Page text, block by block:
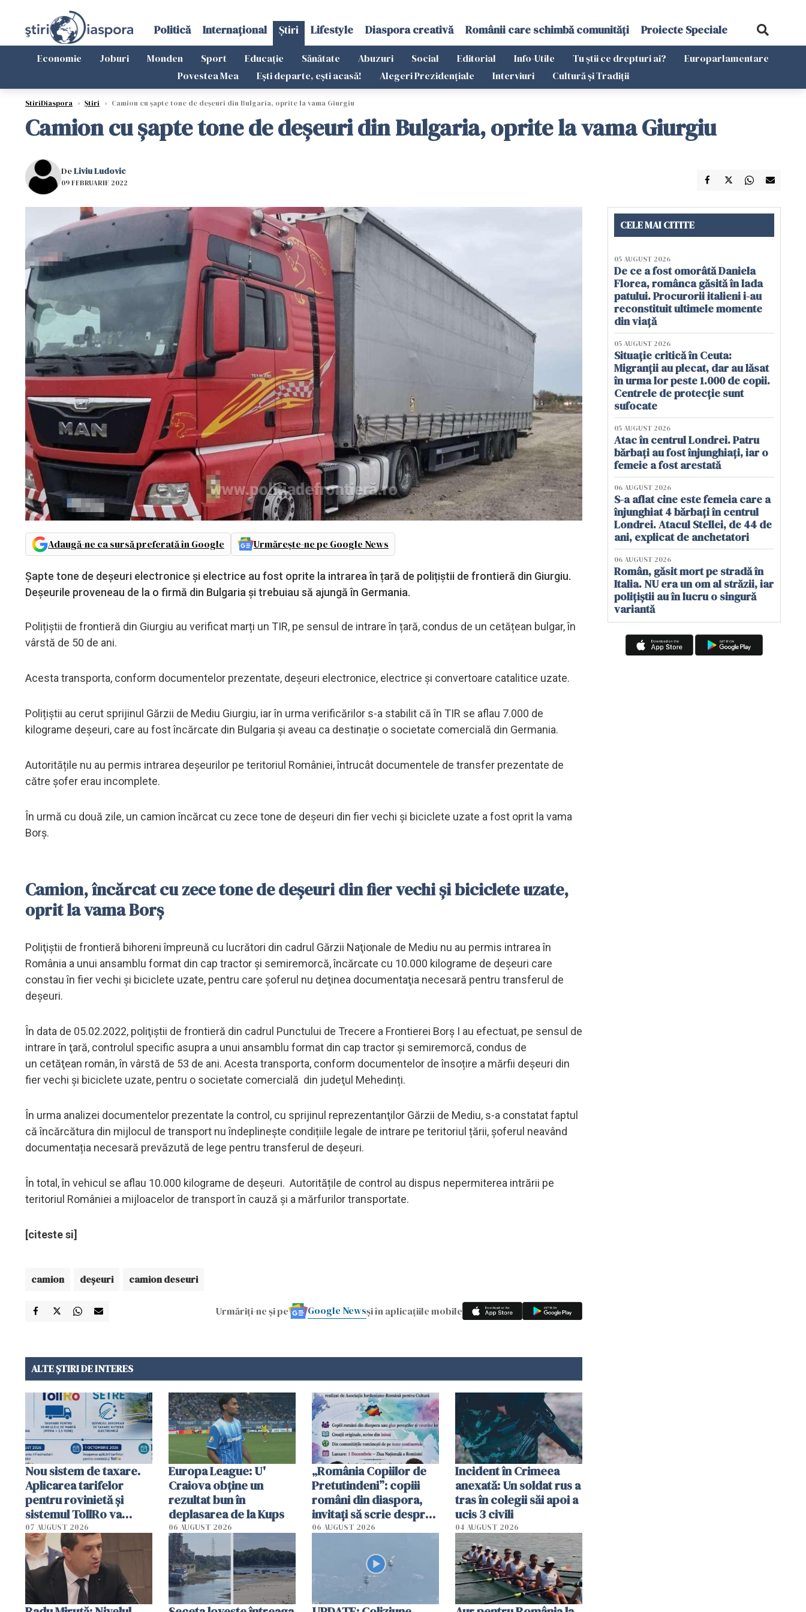
Politică Internațional Știri Lifestyle Diaspora creativă Românii care schimbă comunități Proiecte Speciale
Economie Joburi Monden Sport Educație Sănătate Abuzuri Social Editorial Info-Utile Tu știi ce drepturi ai?
Europarlamentare
Povestea Mea
Ești departe, ești acasă! Alegeri Prezidențiale Interviuri Cultură și Tradiții
StiriDiaspora › Știri › Camion cu șapte tone de deșeuri din Bulgaria, oprite la vama Giurgiu
Camion cu șapte tone de deșeuri din Bulgaria, oprite la vama Giurgiu
DeLiviu Ludovic
09 FEBRUARIE 2022
Adaugă-ne ca sursă preferată în Google Urmărește-ne pe Google News
Șapte tone de deșeuri electronice și electrice au fost oprite la intrarea în țară de polițiștii de frontieră din Giurgiu.
Deșeurile proveneau de la o firmă din Bulgaria și trebuiau să ajungă în Germania.
Polițiștii de frontieră din Giurgiu au verificat marți un TIR, pe sensul de intrare în țară, condus de un cetățean bulgar, în
vârstă de 50 de ani.
Acesta transporta, conform documentelor prezentate, deșeuri electronice, electrice și convertoare catalitice uzate.
Polițiștii au cerut sprijinul Gărzii de Mediu Giurgiu, iar în urma verificărilor s-a stabilit că în TIR se aflau 7.000 de
kilograme deșeuri, care au fost încărcate din Bulgaria și aveau ca destinație o societate comercială din Germania.
Autoritățile nu au permis intrarea deșeurilor pe teritoriul României, întrucât documentele de transfer prezentate de
către șofer erau incomplete.
În urmă cu două zile, un camion încărcat cu zece tone de deșeuri din fier vechi și biciclete uzate a fost oprit la vama
Borș.
Camion, încărcat cu zece tone de deșeuri din fier vechi și biciclete uzate,
oprit la vama Borș
Poliţiştii de frontieră bihoreni împreună cu lucrători din cadrul Gărzii Naţionale de Mediu nu au permis intrarea în
România a unui ansamblu format din cap tractor și semiremorcă, încărcate cu 10.000 kilograme de deșeuri care
constau în fier vechi şi biciclete uzate, pentru care şoferul nu deţinea documentaţia necesară pentru transferul de
deşeuri.
În data de 05.02.2022, poliţiştii de frontieră din cadrul Punctului de Trecere a Frontierei Borș I au efectuat, pe sensul de
intrare în ţară, controlul specific asupra a unui ansamblu format din cap tractor și semiremorcă, condus de
un cetăţean român, în vârstă de 53 de ani. Acesta transporta, conform documentelor de însoțire a mărfii deșeuri din
fier vechi şi biciclete uzate, pentru o societate comercială din judeţul Mehedinți.
În urma analizei documentelor prezentate la control, cu sprijinul reprezentanţilor Gărzii de Mediu, s-a constatat faptul
că încărcătura din mijlocul de transport nu îndeplinește condițiile legale de intrare pe teritoriul țării, șoferul neavând
documentația necesară prevăzută de lege pentru transferul de deşeuri.
În total, în vehicul se aflau 10.000 kilograme de deşeuri. Autoritățile de control au dispus nepermiterea intrării pe
teritoriul României a mijloacelor de transport în cauză și a mărfurilor transportate.
[citeste si]
camion deșeuri camion deseuri
Urmăriți-ne și pe Google Newsși în aplicațiile mobile
ALTE ȘTIRI DE INTERES
Nou sistem de taxare.
Aplicarea tarifelor
pentru rovinietă şi
sistemul TollRo va
începe la 1 octombrie
07 AUGUST 2026
Europa League: U'
Craiova obține un
rezultat bun în
deplasarea de la Kups
06 AUGUST 2026
„România Copiilor de
Pretutindeni”: copiii
români din diaspora,
invitați să scrie despre
România într-un volum
06 AUGUST 2026
Incident în Crimeea
anexată: Un soldat rus a
tras în colegii săi apoi a
ucis 3 civili
04 AUGUST 2026
CELE MAI CITITE
05 AUGUST 2026
De ce a fost omorâtă Daniela
Florea, românca găsită în lada
patului. Procurorii italieni i-au
reconstituit ultimele momente
din viață
05 AUGUST 2026
Situație critică în Ceuta:
Migranții au plecat, dar au lăsat
în urma lor peste 1.000 de copii.
Centrele de protecție sunt
sufocate
05 AUGUST 2026
Atac în centrul Londrei. Patru
bărbați au fost înjunghiați, iar o
femeie a fost arestată
06 AUGUST 2026
S-a aflat cine este femeia care a
înjunghiat 4 bărbați în centrul
Londrei. Atacul Stellei, de 44 de
ani, explicat de anchetatori
06 AUGUST 2026
Român, găsit mort pe stradă în
Italia. NU era un om al străzii, iar
polițiștii au în lucru o singură
variantă